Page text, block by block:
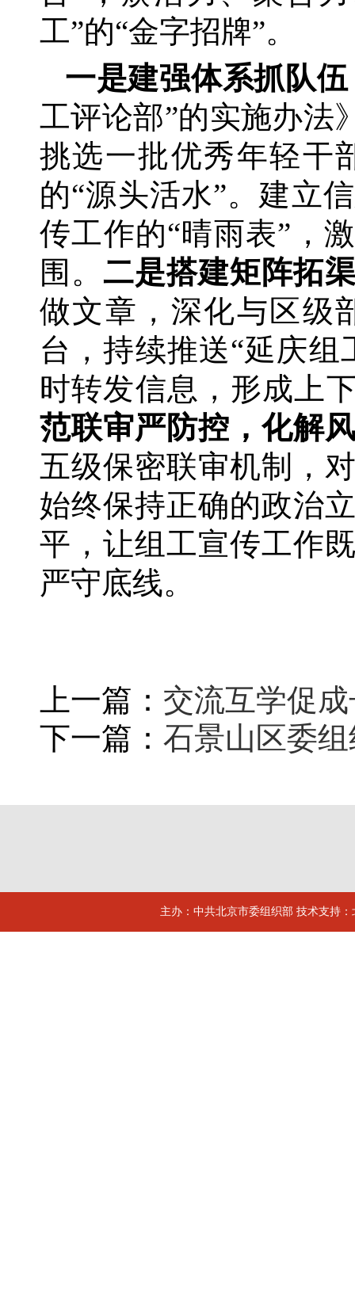
工”的“金字招牌”。
一是建强体系抓队
工评论部”的实施办法
挑选一批优秀年轻干
的“源头活水”。建立
传工作的“晴雨表”，
围。二是搭建矩阵拓
做文章，深化与区级
台，持续推送“延庆组
时转发信息，形成上
范联审严防控，化解
五级保密联审机制，
始终保持正确的政治
平，让组工宣传工作
严守底线。
上一篇： 交流互学促
下一篇： 石景山区委
主办：中共北京市委组织部 技术支持